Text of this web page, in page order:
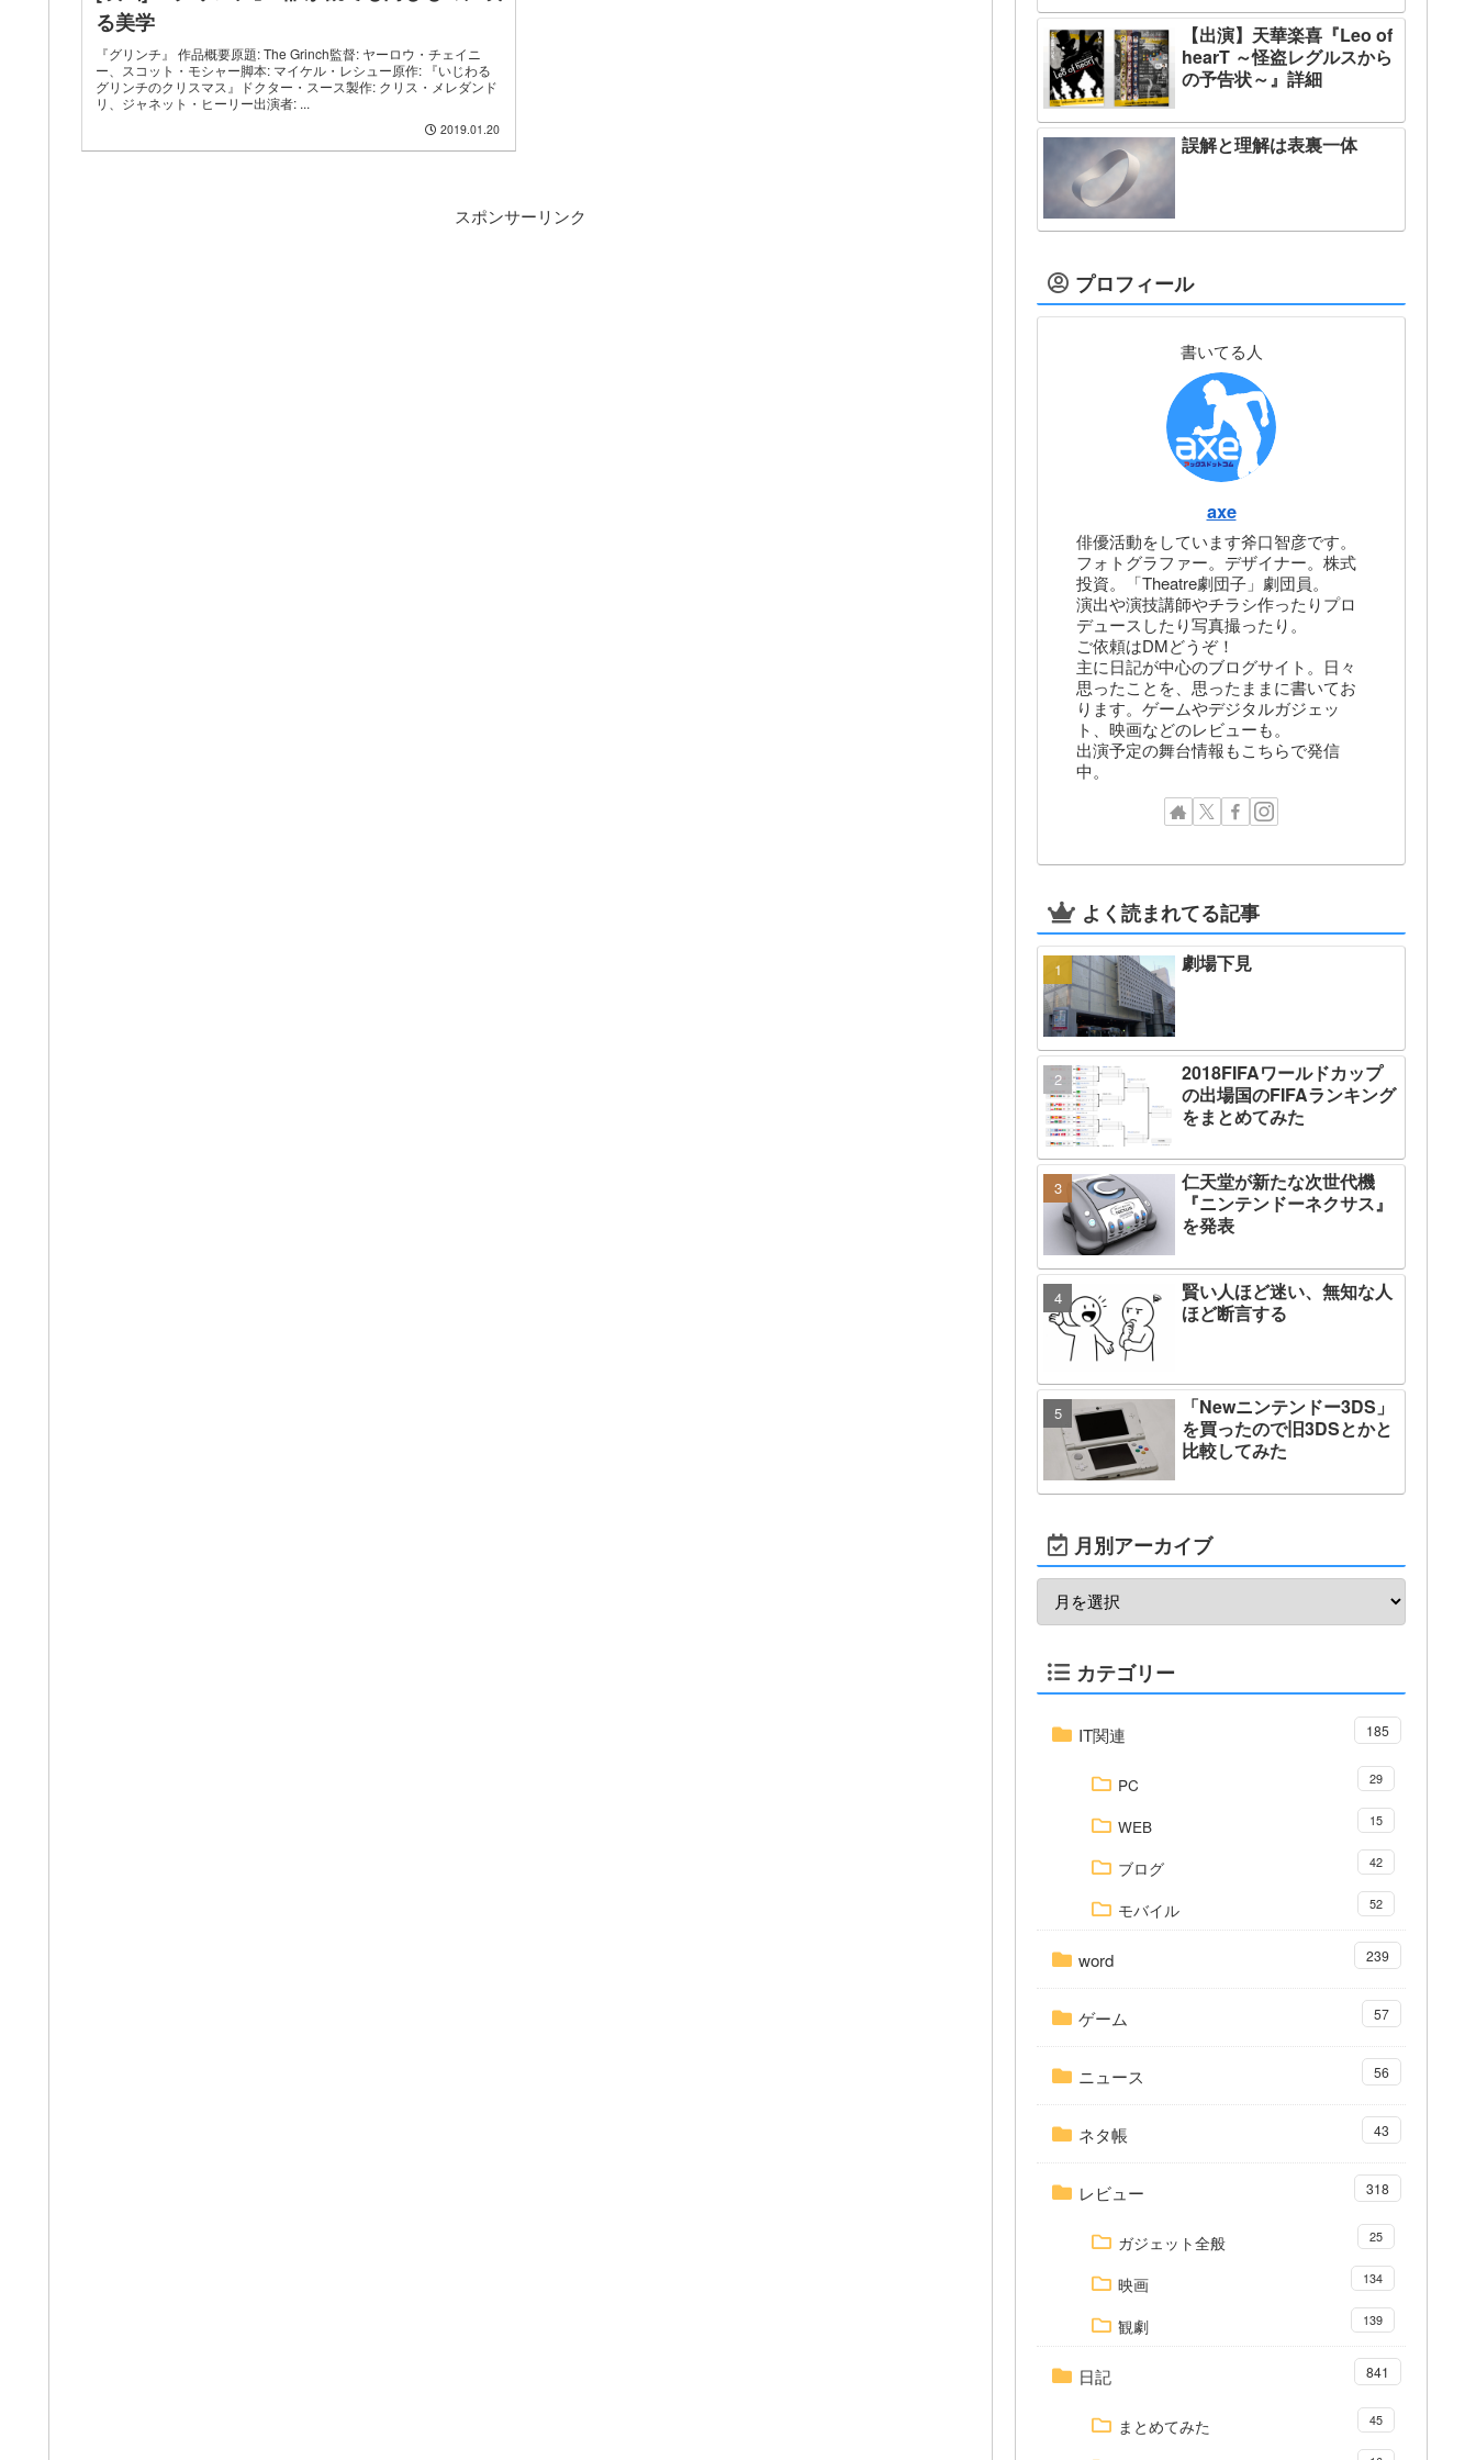
る美学
『グリンチ』 作品概要原題: The Grinch監督: ヤーロウ・チェイニ
ー、スコット・モシャー脚本: マイケル・レシュー原作: 『いじわる
グリンチのクリスマス』ドクター・スース製作: クリス・メレダンド
リ、ジャネット・ヒーリー出演者: ...
2019.01.20
スポンサーリンク
【出演】天華楽喜『Leo of
hearT ～怪盗レグルスから
の予告状～』詳細
誤解と理解は表裏一体
プロフィール
書いてる人
axe
俳優活動をしています斧口智彦です。
フォトグラファー。デザイナー。株式
投資。「Theatre劇団子」劇団員。
演出や演技講師やチラシ作ったりプロ
デュースしたり写真撮ったり。
ご依頼はDMどうぞ！
主に日記が中心のブログサイト。日々
思ったことを、思ったままに書いてお
ります。ゲームやデジタルガジェッ
ト、映画などのレビューも。
出演予定の舞台情報もこちらで発信
中。
よく読まれてる記事
劇場下見
2018FIFAワールドカップ
の出場国のFIFAランキング
をまとめてみた
仁天堂が新たな次世代機
『ニンテンドーネクサス』
を発表
賢い人ほど迷い、無知な人
ほど断言する
「Newニンテンドー3DS」
を買ったので旧3DSとかと
比較してみた
月別アーカイブ
カテゴリー
IT関連 185
PC 29
WEB 15
ブログ 42
モバイル 52
word 239
ゲーム 57
ニュース 56
ネタ帳 43
レビュー 318
ガジェット全般 25
映画 134
観劇 139
日記 841
まとめてみた 45